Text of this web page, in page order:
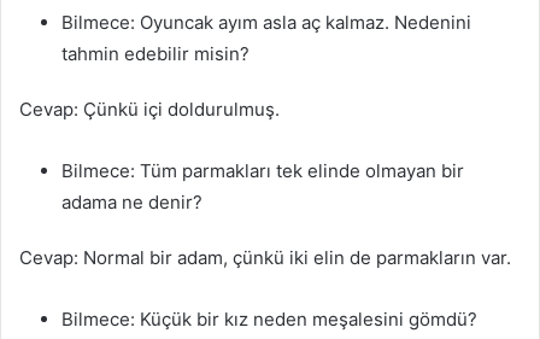
Bilmece: Oyuncak ayım asla aç kalmaz. Nedenini
tahmin edebilir misin?
Cevap: Çünkü içi doldurulmuş.
Bilmece: Tüm parmakları tek elinde olmayan bir
adama ne denir?
Cevap: Normal bir adam, çünkü iki elin de parmakların var.
Bilmece: Küçük bir kız neden meşalesini gömdü?